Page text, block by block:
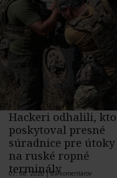
Hackeri odhalili, kto
poskytoval presné
súradnice pre útoky
na ruské ropné
terminály
07. 08. 2026 |67 komentárov